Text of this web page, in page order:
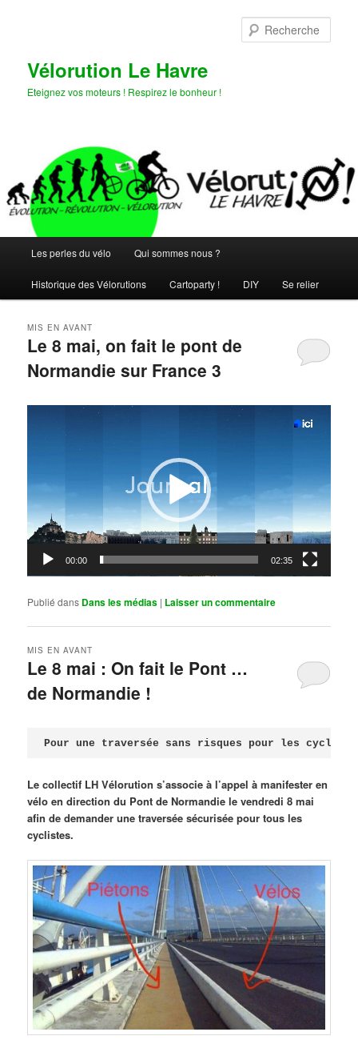
Vélorution Le Havre
Eteignez vos moteurs ! Respirez le bonheur !
principal
Les perles du vélo Qui sommes nous ?
Historique des Vélorutions Cartoparty ! DIY Se relier
Le 8 mai, on fait le pont de
Normandie sur France 3
MIS EN AVANT
00:00 02:35
Publié dans Dans les médias | Laisser un commentaire
Le 8 mai : On fait le Pont …
de Normandie !
MIS EN AVANT
Pour une traversée sans risques pour les
Le collectif LH Vélorution s’associe à l’appel à manifester en
vélo en direction du Pont de Normandie le vendredi 8 mai
afin de demander une traversée sécurisée pour tous les
cyclistes.